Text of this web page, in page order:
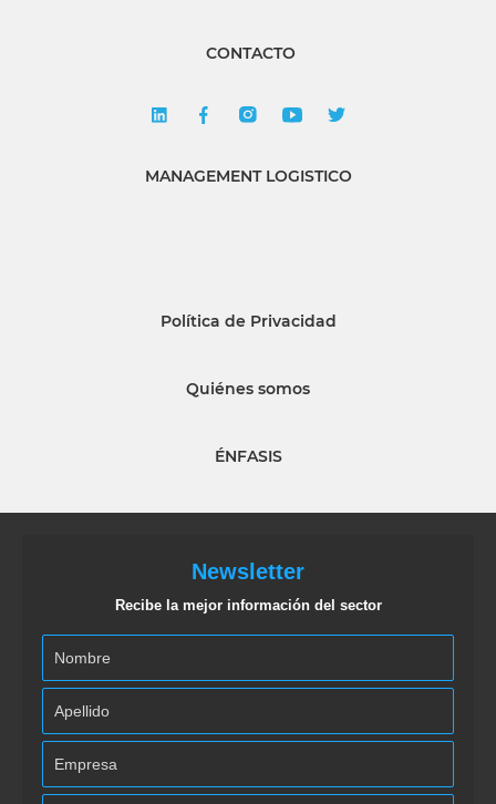
CONTACTO
MANAGEMENT LOGISTICO
Política de Privacidad
Quiénes somos
ÉNFASIS
Newsletter
Recibe la mejor información del sector